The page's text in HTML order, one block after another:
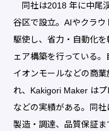
同社は2018 年に中尾
谷区で設立。AIやクラ
駆使し、省力・自動化
ェア構築を行っている
イオンモールなどの商
れ、Kakigori Maker は
などの実績がある。同
製造・調達、品質保証ま